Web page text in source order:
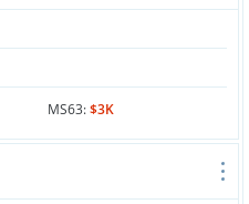
MS63:$3K